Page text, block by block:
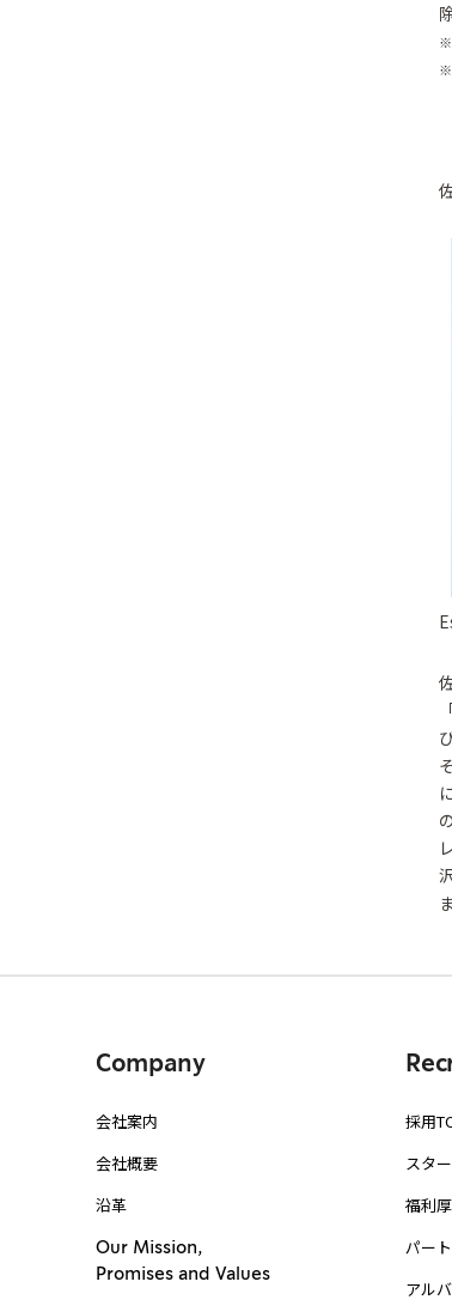
※
Company
会社案内
会社概要
沿革
Our Mission,
Promises and Values
採用
スタ
福利
パー
アル